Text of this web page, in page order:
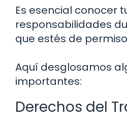
Es esencial conocer
responsabilidades
que estés de
Aquí desglosamos
importantes:
Derechos del